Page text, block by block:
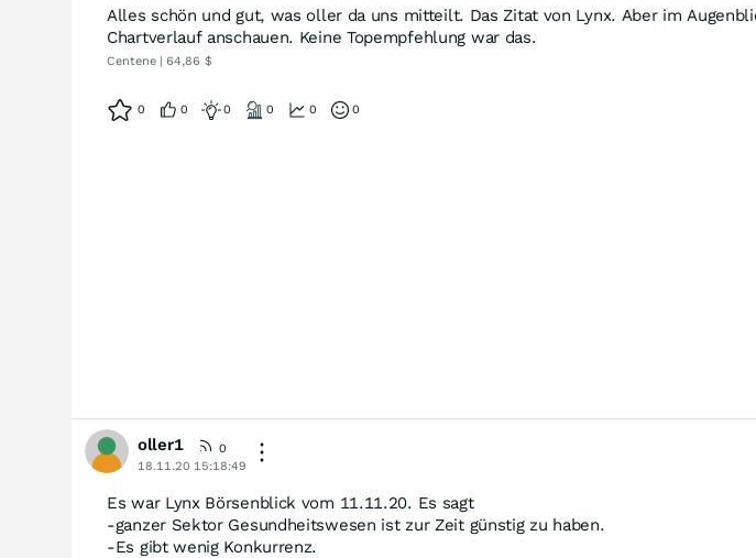
Alles schön und gut, was oller da uns mitteilt. Das Zitat von Lynx. Aber im
Chartverlauf anschauen. Keine Topempfehlung war das.
Centene | 64,86 $
0 0 0 0 0 0
oller1
0
18.11.20 15:18:49
Es war Lynx Börsenblick vom 11.11.20. Es sagt
-ganzer Sektor Gesundheitswesen ist zur Zeit günstig zu haben.
-Es gibt wenig Konkurrenz.